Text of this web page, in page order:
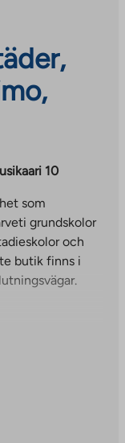
10
som
grundskolor
och
butik finns i
till naturen
50 Mbit/s,